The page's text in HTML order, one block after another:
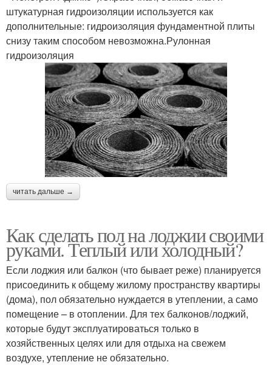
штукатурная гидроизоляции используется как
дополнительные: гидроизоляция фундаментной плиты
снизу таким способом невозможна.Рулонная
гидроизоляция
читать дальше →
Как сделать пол на лоджии своими
руками. Теплый или холодный?
Если лоджия или балкон (что бывает реже) планируется
присоединить к общему жилому пространству квартиры
(дома), пол обязательно нуждается в утеплении, а само
помещение – в отоплении. Для тех балконов/лоджий,
которые будут эксплуатироваться только в
хозяйственных целях или для отдыха на свежем
воздухе, утепление не обязательно.